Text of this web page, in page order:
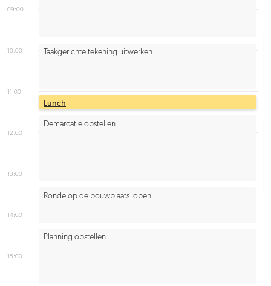
09:00
10:00
11:00
12:00
13:00
14:00
15:00
Lunch
Taakgerichte tekening uitwerken
Demarcatie opstellen
Ronde op de bouwplaats lopen
Planning opstellen